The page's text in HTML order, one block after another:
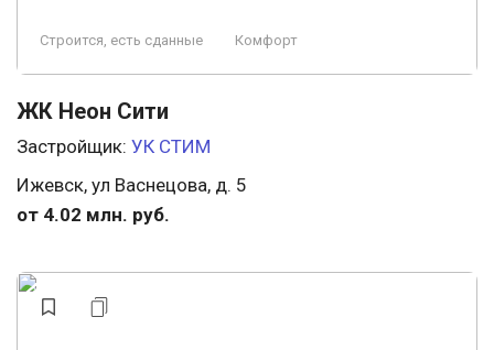
Строится, есть сданные Комфорт
ЖК Неон Сити
Застройщик: УК СТИМ
Ижевск, ул Васнецова, д. 5
от 4.02 млн. руб.